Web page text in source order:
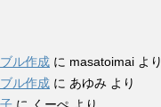
ル作成 に masatoimai より
ル作成 に あゆみ より